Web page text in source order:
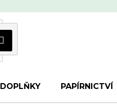
DOPLŇKY PAPÍRNICTVÍ